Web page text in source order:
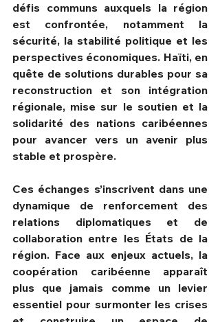
défis communs auxquels la région
est confrontée, notamment la
sécurité, la stabilité politique et les
perspectives économiques. Haïti, en
quête de solutions durables pour sa
reconstruction et son intégration
régionale, mise sur le soutien et la
solidarité des nations caribéennes
pour avancer vers un avenir plus
stable et prospère.
Ces échanges s’inscrivent dans une
dynamique de renforcement des
relations diplomatiques et de
collaboration entre les États de la
région. Face aux enjeux actuels, la
coopération caribéenne apparaît
plus que jamais comme un levier
essentiel pour surmonter les crises